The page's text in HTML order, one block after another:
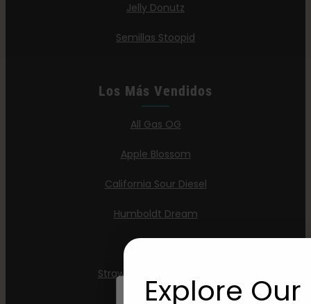
Jelly Donutz
Semillas Stoopid
Los Más Vendidos
All Gas OG
Apple Blossom
California Sour Diesel
Humboldt Dream
Mint Jelly
Strawberry Cheesecake
Explore Our